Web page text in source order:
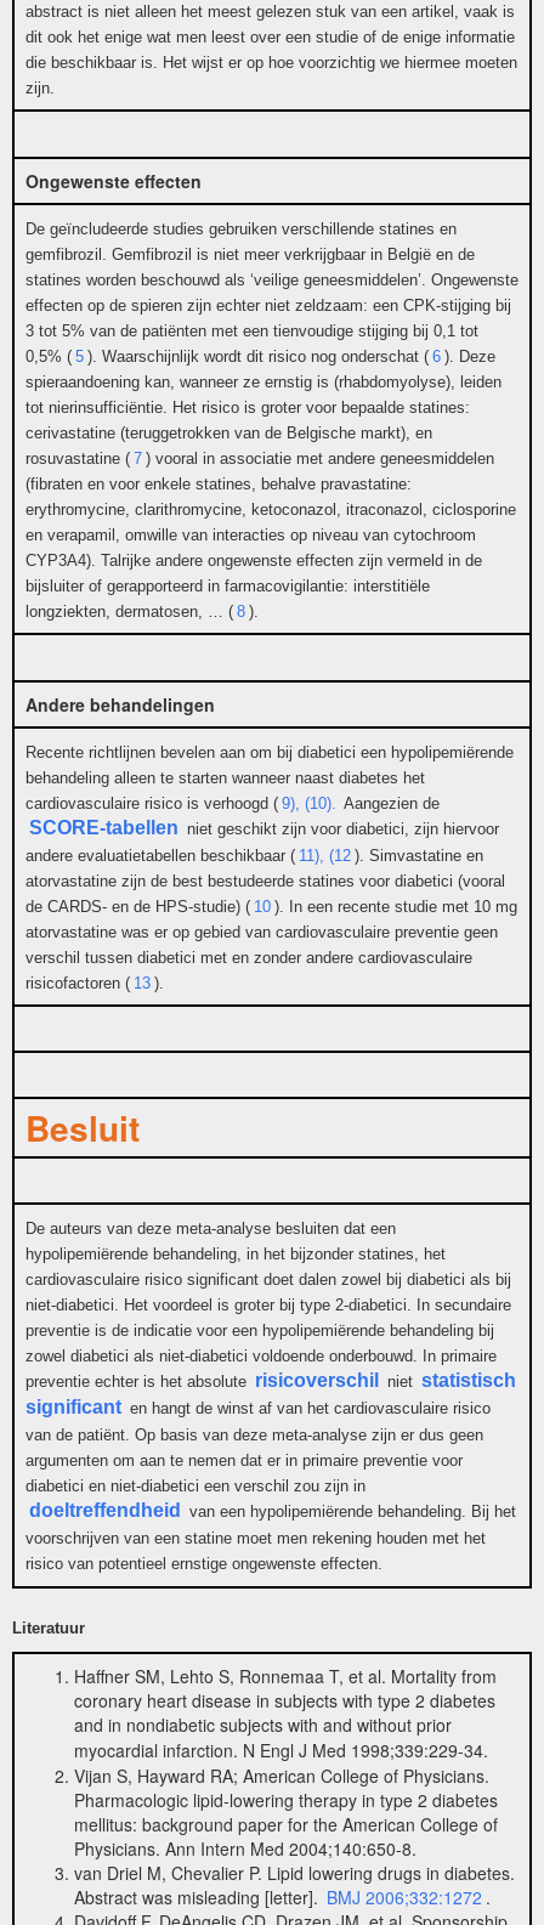
abstract is niet alleen het meest gelezen stuk van een artikel, vaak is
dit ook het enige wat men leest over een studie of de enige informatie
die beschikbaar is. Het wijst er op hoe voorzichtig we hiermee moeten
zijn.
Ongewenste effecten
De geïncludeerde studies gebruiken verschillende statines en
gemfibrozil. Gemfibrozil is niet meer verkrijgbaar in België en de
statines worden beschouwd als ‘veilige geneesmiddelen’. Ongewenste
effecten op de spieren zijn echter niet zeldzaam: een CPK-stijging bij
3 tot 5% van de patiënten met een tienvoudige stijging bij 0,1 tot
0,5% ( 5 ). Waarschijnlijk wordt dit risico nog onderschat ( 6 ). Deze
spieraandoening kan, wanneer ze ernstig is (rhabdomyolyse), leiden
tot nierinsufficiëntie. Het risico is groter voor bepaalde statines:
cerivastatine (teruggetrokken van de Belgische markt), en
rosuvastatine ( 7 ) vooral in associatie met andere geneesmiddelen
(fibraten en voor enkele statines, behalve pravastatine:
erythromycine, clarithromycine, ketoconazol, itraconazol, ciclosporine
en verapamil, omwille van interacties op niveau van cytochroom
CYP3A4). Talrijke andere ongewenste effecten zijn vermeld in de
bijsluiter of gerapporteerd in farmacovigilantie: interstitiële
longziekten, dermatosen, … ( 8 ).
Andere behandelingen
Recente richtlijnen bevelen aan om bij diabetici een hypolipemiërende
behandeling alleen te starten wanneer naast diabetes het
cardiovasculaire risico is verhoogd ( 9), (10). Aangezien de
SCORE-tabellen niet geschikt zijn voor diabetici, zijn hiervoor
andere evaluatietabellen beschikbaar ( 11), (12 ). Simvastatine en
atorvastatine zijn de best bestudeerde statines voor diabetici (vooral
de CARDS- en de HPS-studie) ( 10 ). In een recente studie met 10 mg
atorvastatine was er op gebied van cardiovasculaire preventie geen
verschil tussen diabetici met en zonder andere cardiovasculaire
risicofactoren ( 13 ).
Besluit
De auteurs van deze meta-analyse besluiten dat een
hypolipemiërende behandeling, in het bijzonder statines, het
cardiovasculaire risico significant doet dalen zowel bij diabetici als bij
niet-diabetici. Het voordeel is groter bij type 2-diabetici. In secundaire
preventie is de indicatie voor een hypolipemiërende behandeling bij
zowel diabetici als niet-diabetici voldoende onderbouwd. In primaire
preventie echter is het absolute risicoverschil niet statistisch
significant en hangt de winst af van het cardiovasculaire risico
van de patiënt. Op basis van deze meta-analyse zijn er dus geen
argumenten om aan te nemen dat er in primaire preventie voor
diabetici en niet-diabetici een verschil zou zijn in
doeltreffendheid
van een hypolipemiërende behandeling. Bij het
voorschrijven van een statine moet men rekening houden met het
risico van potentieel ernstige ongewenste effecten.
Literatuur
Haffner SM, Lehto S, Ronnemaa T, et al. Mortality from
coronary heart disease in subjects with type 2 diabetes
and in nondiabetic subjects with and without prior
myocardial infarction. N Engl J Med 1998;339:229-34.
Vijan S, Hayward RA; American College of Physicians.
Pharmacologic lipid-lowering therapy in type 2 diabetes
mellitus: background paper for the American College of
Physicians. Ann Intern Med 2004;140:650-8.
van Driel M, Chevalier P. Lipid lowering drugs in diabetes.
Abstract was misleading [letter]. BMJ 2006;332:1272 .